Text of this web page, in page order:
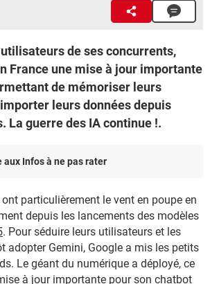
de ses concurrents,
France une mise à jour importante
de mémoriser leurs
leurs données depuis
La guerre des IA continue !.
aux Infos à ne pas rater
particulièrement le vent en poupe en
depuis les lancements des modèles
. Pour séduire leurs utilisateurs et les
adopter Gemini, Google a mis les petits
Le géant du numérique a déployé, ce
à jour importante pour son chatbot